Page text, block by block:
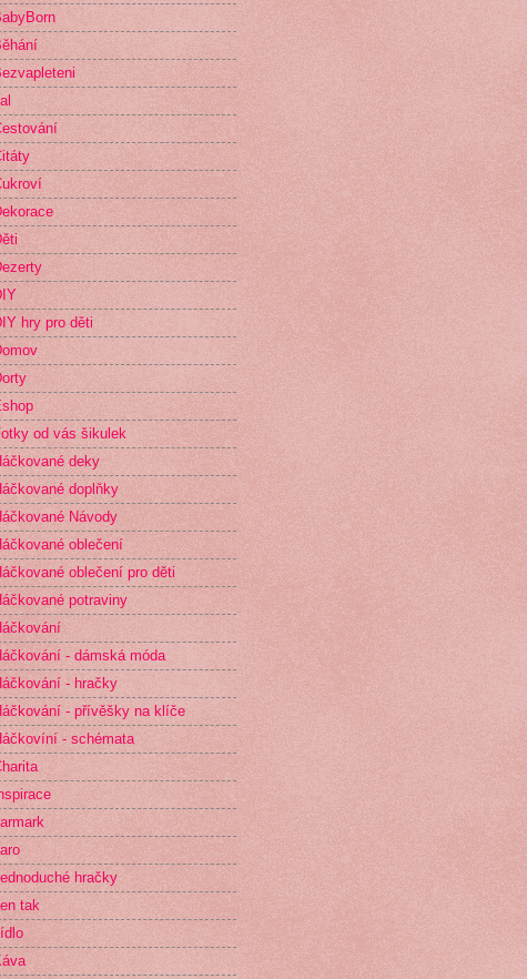
hry pro děti
od vás šikulek
deky
doplňky
Návody
oblečení
oblečení pro děti
potraviny
- dámská móda
- hračky
- přívěšky na klíče
- schémata
hračky
tak